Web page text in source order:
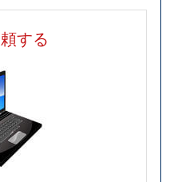
する